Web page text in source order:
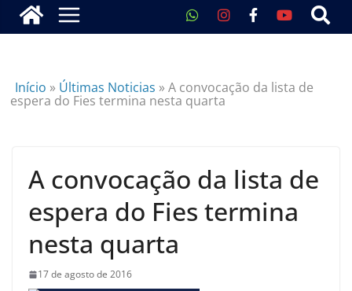
Início » Últimas Noticias »A convocação da lista de
espera do Fies termina nesta quarta
A convocação da lista de
espera do Fies termina
nesta quarta
17 de agosto de 2016